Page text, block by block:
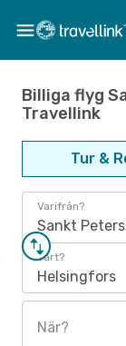
Billiga flyg
Travellink
Tur &
Varifrån?
Sankt
Vart?
Helsingfors
När?